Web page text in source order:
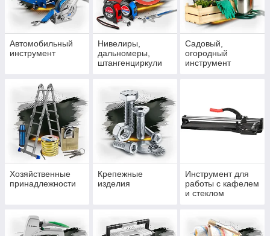
Автомобильный
инструмент
Нивелиры,
дальномеры,
штангенциркули
Садовый,
огородный
инструмент
Хозяйственные
принадлежности
Крепежные
изделия
Инструмент для
работы с кафелем
и стеклом